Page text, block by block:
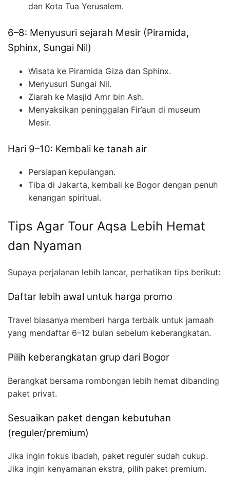
dan Kota Tua Yerusalem.
6–8: Menyusuri sejarah Mesir (Piramida,
Sphinx, Sungai Nil)
Wisata ke Piramida Giza dan Sphinx.
Menyusuri Sungai Nil.
Ziarah ke Masjid Amr bin Ash.
Menyaksikan peninggalan Fir’aun di museum
Mesir.
Hari 9–10: Kembali ke tanah air
Persiapan kepulangan.
Tiba di Jakarta, kembali ke Bogor dengan penuh
kenangan spiritual.
Tips Agar Tour Aqsa Lebih Hemat
dan Nyaman
Supaya perjalanan lebih lancar, perhatikan tips berikut:
Daftar lebih awal untuk harga promo
Travel biasanya memberi harga terbaik untuk jamaah
yang mendaftar 6–12 bulan sebelum keberangkatan.
Pilih keberangkatan grup dari Bogor
Berangkat bersama rombongan lebih hemat dibanding
paket privat.
Sesuaikan paket dengan kebutuhan
(reguler/premium)
Jika ingin fokus ibadah, paket reguler sudah cukup.
Jika ingin kenyamanan ekstra, pilih paket premium.